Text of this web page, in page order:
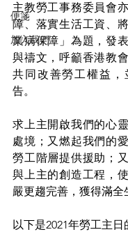
便箋
加入我們
主教勞工事務委員會
障、落實生活工資、
業病保障」為題，發
與禱文，呼籲香港教
共同改善勞工權益，
告。
求上主開啟我們的心
處境；又燃起我們的
勞工階層提供援助；
與上主的創造工程，
嚴更趨完善，獲得滿全
以下是2021年勞工主